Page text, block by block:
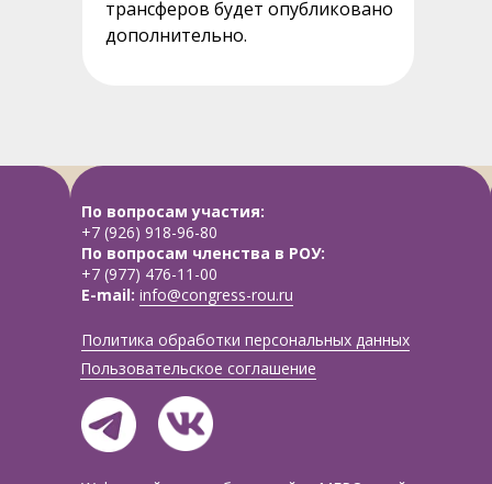
трансферов будет опубликовано
дополнительно.
По вопросам участия:
+7 (926) 918-96-80
По вопросам членства в РОУ:
+7 (977) 476-11-00
E-mail: info@congress-rou.ru
Политика обработки персональных данных
Пользовательское соглашение